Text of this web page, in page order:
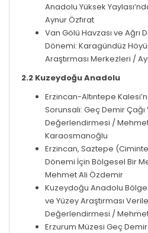
Anadolu Yüksek
Aynur Özfırat
Van Gölü Havzası ve Ağrı
Dönemi: Karagündüz
Araştırması Merkezleri /
2.2 Kuzeydoğu Anadolu
Erzincan-Altıntepe
Sorunsalı: Geç Demir
Değerlendirmesi /
Karaosmanoğlu
Erzincan, Saztepe
Dönemi İçin Bölgesel Bir
Mehmet Ali Özdemir
Kuzeydoğu Anadolu
ve Yüzey Araştırması
Değerlendirmesi /
Erzurum Müzesi Geç